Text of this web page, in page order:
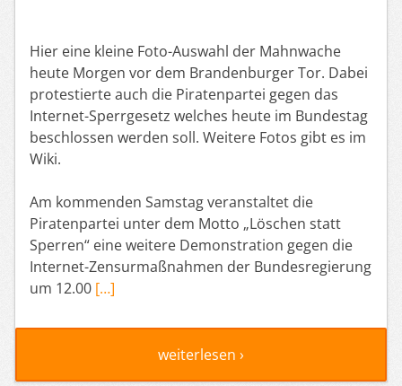
Hier eine kleine Foto-Auswahl der Mahnwache
heute Morgen vor dem Brandenburger Tor. Dabei
protestierte auch die Piratenpartei gegen das
Internet-Sperrgesetz welches heute im Bundestag
beschlossen werden soll. Weitere Fotos gibt es im
Wiki.
Am kommenden Samstag veranstaltet die
Piratenpartei unter dem Motto „Löschen statt
Sperren“ eine weitere Demonstration gegen die
Internet-Zensurmaßnahmen der Bundesregierung
um 12.00 […]
weiterlesen ›